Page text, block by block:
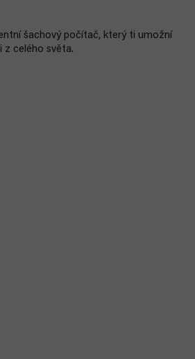
šachový počítač, který ti umožní
z celého světa.